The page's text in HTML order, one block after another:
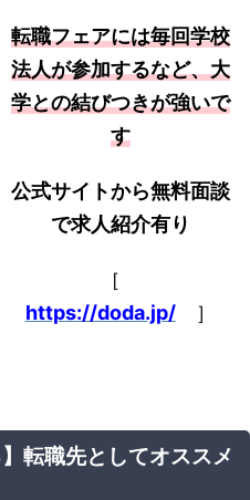
転職フェアには毎回学校
法人が参加するなど、大
学との結びつきが強いで
す
公式サイトから無料面談
で求人紹介有り
［
https://doda.jp/］
転職先としてオススメ